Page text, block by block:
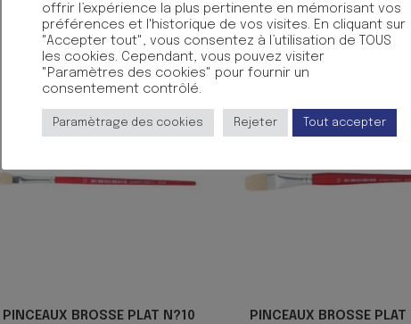
PINCEAUX BROSSE PLAT N?10 PINCEAUX BROSSE
offrir l’expérience la plus pertinente en mémorisant vos
préférences et l'historique de vos visites. En cliquant sur
"Accepter tout", vous consentez à l’utilisation de TOUS
les cookies. Cependant, vous pouvez visiter
"Paramètres des cookies" pour fournir un
consentement contrôlé.
Paramètrage des cookies Rejeter Tout accepter